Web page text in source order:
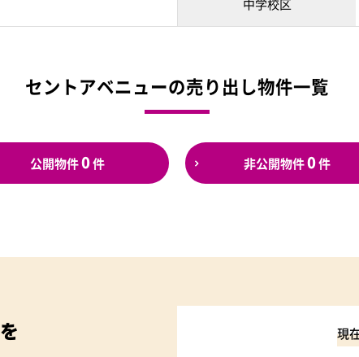
中学校区
セントアベニューの売り出し物件一覧
公開物件0件 非公開物件0件
を 現